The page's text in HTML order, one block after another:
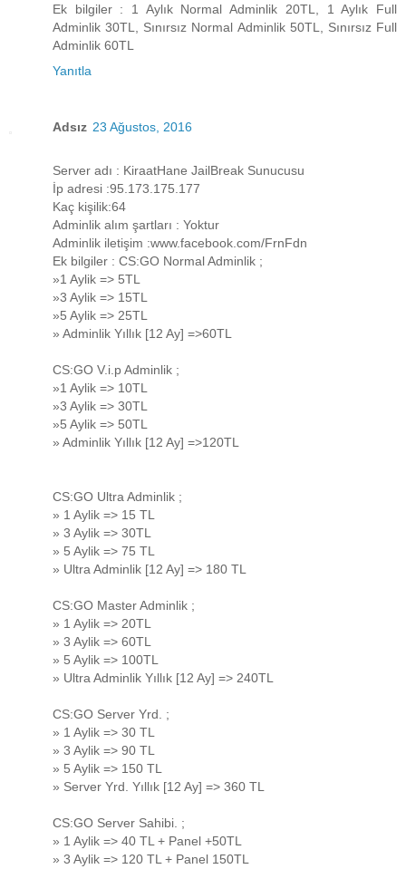
Ek bilgiler : 1 Aylık Normal Adminlik 20TL, 1 Aylık Full
Adminlik 30TL, Sınırsız Normal Adminlik 50TL, Sınırsız Full
Adminlik 60TL
Yanıtla
Adsız 23 Ağustos, 2016
Server adı : KiraatHane JailBreak Sunucusu
İp adresi :95.173.175.177
Kaç kişilik:64
Adminlik alım şartları : Yoktur
Adminlik iletişim :www.facebook.com/FrnFdn
Ek bilgiler : CS:GO Normal Adminlik ;
»1 Aylik => 5TL
»3 Aylik => 15TL
»5 Aylik => 25TL
» Adminlik Yıllık [12 Ay] =>60TL
CS:GO V.i.p Adminlik ;
»1 Aylik => 10TL
»3 Aylik => 30TL
»5 Aylik => 50TL
» Adminlik Yıllık [12 Ay] =>120TL
CS:GO Ultra Adminlik ;
» 1 Aylik => 15 TL
» 3 Aylik => 30TL
» 5 Aylik => 75 TL
» Ultra Adminlik [12 Ay] => 180 TL
CS:GO Master Adminlik ;
» 1 Aylik => 20TL
» 3 Aylik => 60TL
» 5 Aylik => 100TL
» Ultra Adminlik Yıllık [12 Ay] => 240TL
CS:GO Server Yrd. ;
» 1 Aylik => 30 TL
» 3 Aylik => 90 TL
» 5 Aylik => 150 TL
» Server Yrd. Yıllık [12 Ay] => 360 TL
CS:GO Server Sahibi. ;
» 1 Aylik => 40 TL + Panel +50TL
» 3 Aylik => 120 TL + Panel 150TL